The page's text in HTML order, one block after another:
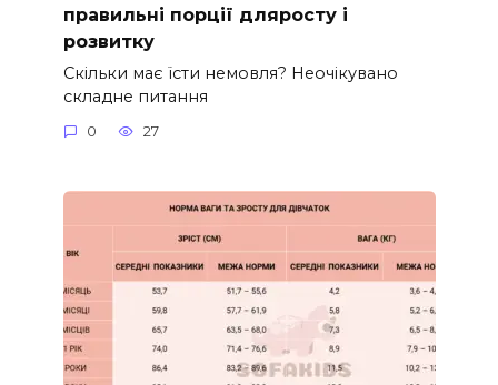
правильні порції дляросту і
розвитку
Скільки має їсти немовля? Неочікувано
складне питання
0 27